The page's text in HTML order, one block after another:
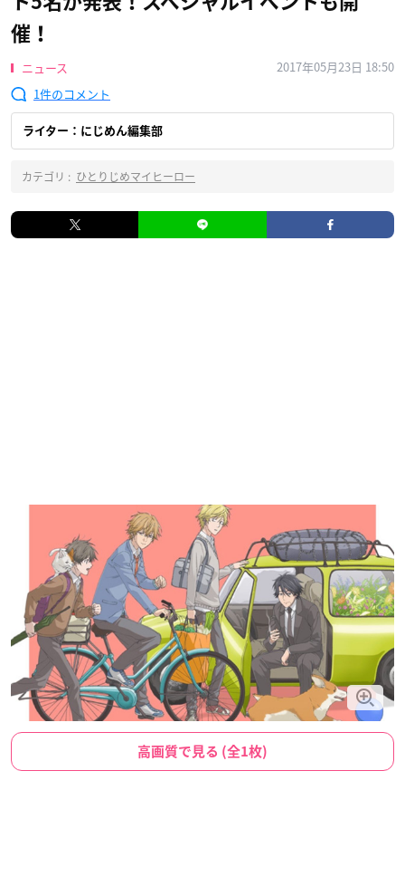
催！
ニュース
2017年05月23日 18:50
1
ライター：にじめん編集部
カテゴリ : ひとりじめマイヒーロー
高画質で見る (全1枚)